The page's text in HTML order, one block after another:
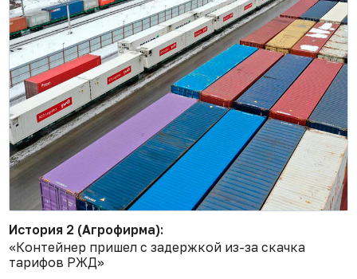
История 2 (Агрофирма):
«Контейнер пришел с задержкой из-за скачка
тарифов РЖД»